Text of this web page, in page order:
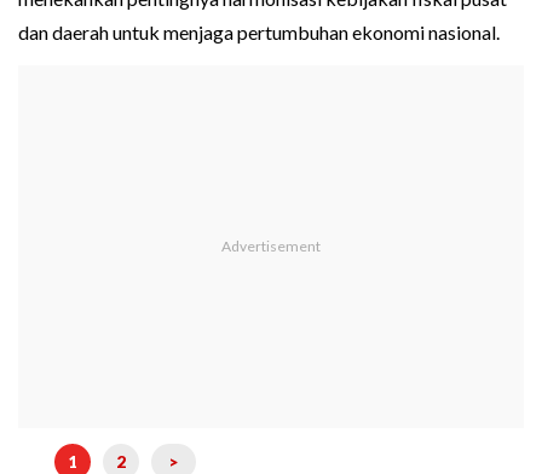
dan daerah untuk menjaga pertumbuhan ekonomi nasional.
1 2 >